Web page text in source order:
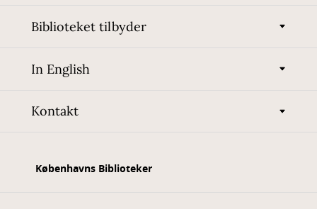
Biblioteket tilbyder
In English
Kontakt
Københavns Biblioteker